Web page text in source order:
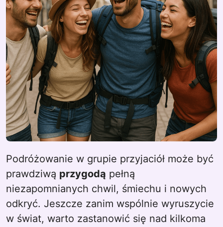
Podróżowanie w grupie przyjaciół może być
prawdziwą przygodą pełną
niezapomnianych chwil, śmiechu i nowych
odkryć. Jeszcze zanim wspólnie wyruszycie
w świat, warto zastanowić się nad kilkoma